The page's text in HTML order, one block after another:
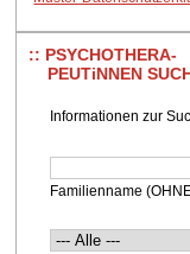
PSYCHOTHERA-
PEUTiNNEN
Informationen zur
Familienname